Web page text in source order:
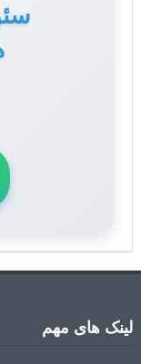
لینک های مهم